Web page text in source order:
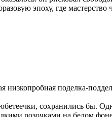
эпоху, где мастерство
поделка-
сохранились бы.
розочками на белом